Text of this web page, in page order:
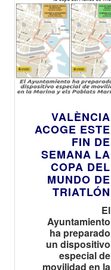
VALÈNCIA
ACOGE ESTE
FIN DE
SEMANA LA
COPA DEL
MUNDO DE
TRIATLÓN
El
Ayuntamiento
ha preparado
un dispositivo
especial de
movilidad en la